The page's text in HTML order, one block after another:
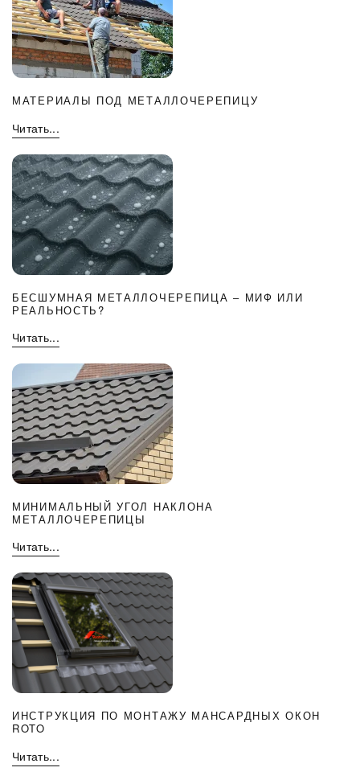
МАТЕРИАЛЫ ПОД МЕТАЛЛОЧЕРЕПИЦУ
Читать...
БЕСШУМНАЯ МЕТАЛЛОЧЕРЕПИЦА – МИФ ИЛИ
РЕАЛЬНОСТЬ?
Читать...
МИНИМАЛЬНЫЙ УГОЛ НАКЛОНА
МЕТАЛЛОЧЕРЕПИЦЫ
Читать...
ИНСТРУКЦИЯ ПО МОНТАЖУ МАНСАРДНЫХ ОКОН
ROTO
Читать...